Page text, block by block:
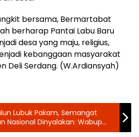
bersama, Bermartabat
berharap Pantai Labu Baru
desa yang maju, religius,
kebanggaan masyarakat
Deli Serdang. (W.Ardiansyah)
Lubuk Pakam, Semangat
Nasional Dinyalakan: Wabup
Ajak Generasi Muda Jaga